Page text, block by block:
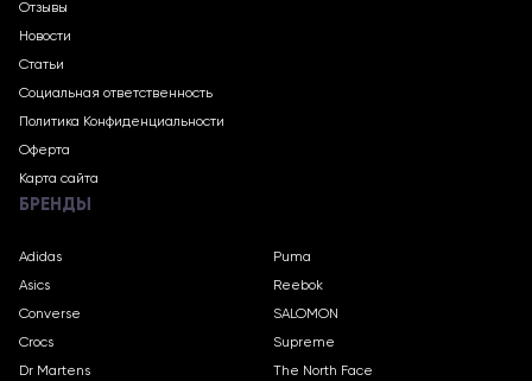
Отзывы
Новости
Статьи
Социальная ответственность
Политика Конфиденциальности
Оферта
Карта сайта
БРЕНДЫ
Adidas
Asics
Converse
Crocs
Dr Martens
Puma
Reebok
SALOMON
Supreme
The North Face